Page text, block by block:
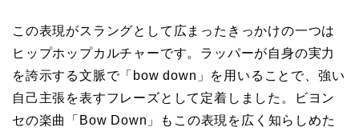
この表現がスラングとして広まったきっかけの一つは
ヒップホップカルチャーです。ラッパーが自身の実力
を誇示する文脈で「bow down」を用いることで、強い
自己主張を表すフレーズとして定着しました。ビヨン
セの楽曲「Bow Down」もこの表現を広く知らしめた